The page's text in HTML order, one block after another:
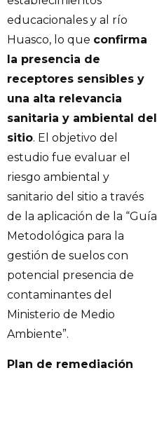
educacionales y al río
Huasco, lo que confirma
la presencia de
receptores sensibles y
una alta relevancia
sanitaria y ambiental del
sitio. El objetivo del
estudio fue evaluar el
riesgo ambiental y
sanitario del sitio a través
de la aplicación de la “Guía
Metodológica para la
gestión de suelos con
potencial presencia de
contaminantes del
Ministerio de Medio
Ambiente”.
Plan de remediación